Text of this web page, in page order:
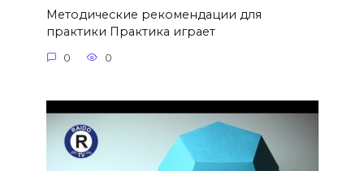
Методические рекомендации для
практики Практика играет
0 0